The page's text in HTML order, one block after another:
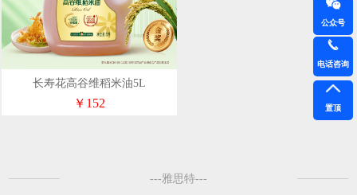
长寿花高谷维稻米油5L
￥152
---雅思特---
公众号
电话咨询
置顶